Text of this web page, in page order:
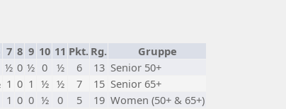
7 8 9 10 11 Pkt. Rg.
Gruppe
½ 0 ½ 0 ½ 6 13 Senior 50+
1 0 1 ½ ½ 7 15 Senior 65+
1 0 0 ½ 0 5 19 Women (50+ & 65+)